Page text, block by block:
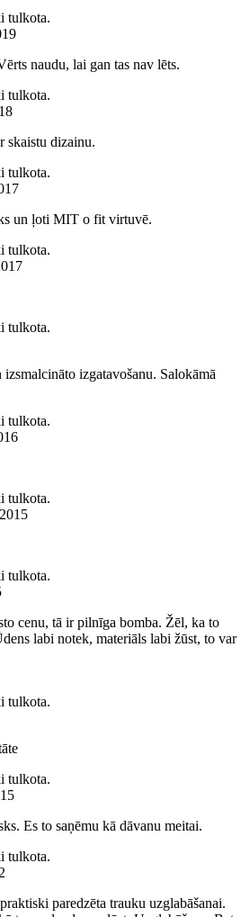
tulkota.
naudu, lai gan tas nav lēts.
tulkota.
skaistu dizainu.
tulkota.
un ļoti MIT o fit virtuvē.
tulkota.
tulkota.
izgatavošanu. Salokāmā
tulkota.
tulkota.
tulkota.
cenu, tā ir pilnīga bomba. Žēl, ka to
labi notek, materiāls labi žūst, to var
tulkota.
tulkota.
Es to saņēmu kā dāvanu meitai.
tulkota.
paredzēta trauku uzglabāšanai.